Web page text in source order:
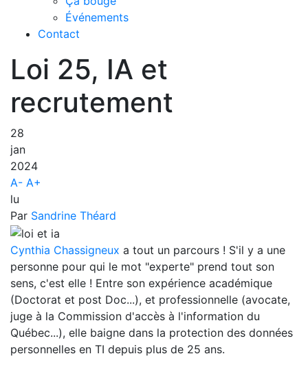
Événements
Contact
Loi 25, IA et
recrutement
28
jan
2024
A- A+
lu
Par Sandrine Théard
Cynthia Chassigneux a tout un parcours ! S'il y a une
personne pour qui le mot "experte" prend tout son
sens, c'est elle ! Entre son expérience académique
(Doctorat et post Doc...), et professionnelle (avocate,
juge à la Commission d'accès à l'information du
Québec...), elle baigne dans la protection des données
personnelles en TI depuis plus de 25 ans.